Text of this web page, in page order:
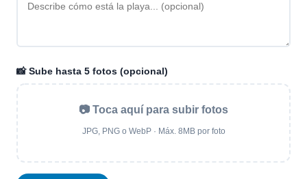
📸 Sube hasta 5 fotos (opcional)
📷 Toca aquí para subir fotos
JPG, PNG o WebP · Máx. 8MB por foto